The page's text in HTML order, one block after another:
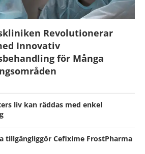
Revolutionerar
Innovativ
för Många
liv kan räddas med enkel
tillgängliggör Cefixime FrostPharma